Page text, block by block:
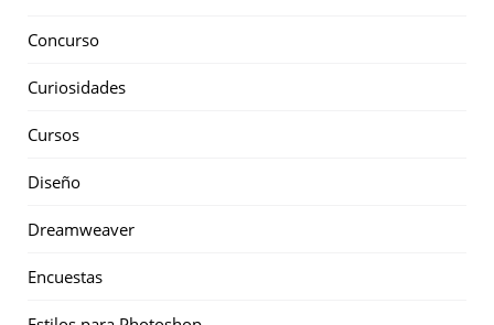
Concurso
Curiosidades
Cursos
Diseño
Dreamweaver
Encuestas